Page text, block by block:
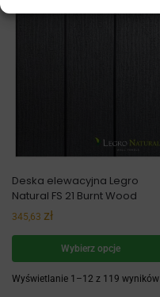
Deska elewacyjna Legro
Natural FS 21 Burnt Wood
345,63 zł
Wybierz opcje
Wyświetlanie 1–12 z 119 wyników